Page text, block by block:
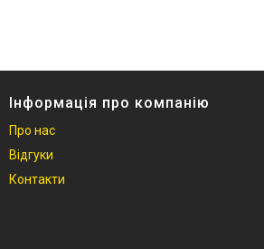
Інформація про компанію
Про нас
Відгуки
Контакти